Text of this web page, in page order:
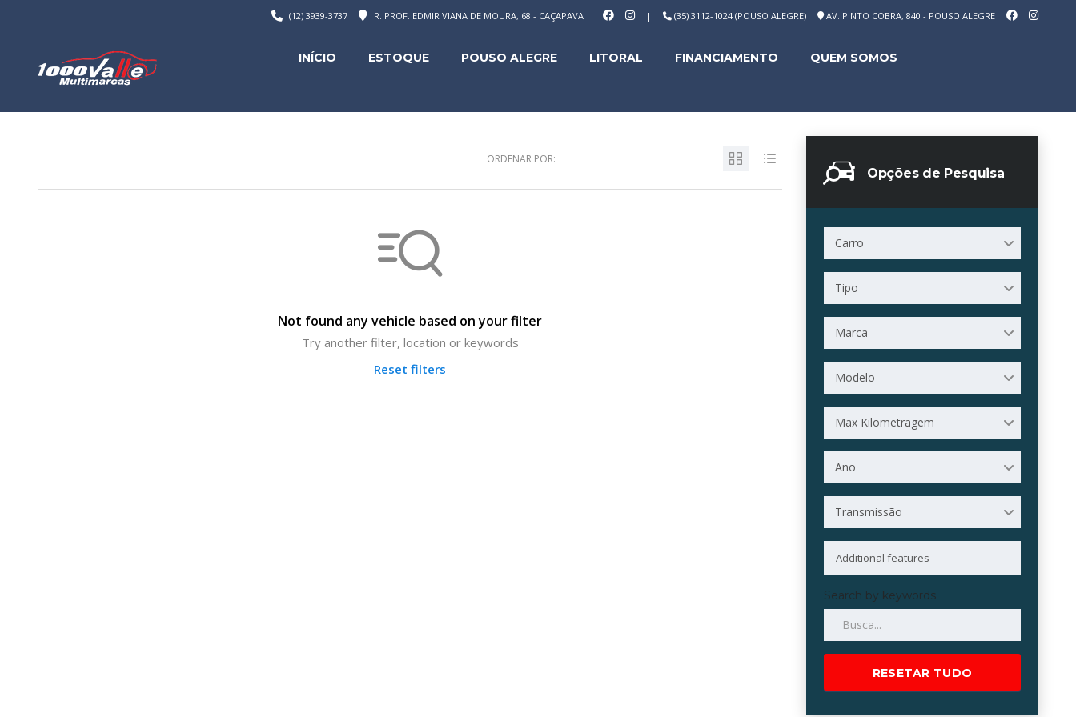
| (35) 3112-1024 (POUSO ALEGRE) AV. PINTO COBRA, 840 - POUSO ALEGRE
R. PROF. EDMIR VIANA DE MOURA, 68 - CAÇAPAVA
(12) 3939-3737
INÍCIO ESTOQUE POUSO ALEGRE LITORAL FINANCIAMENTO QUEM SOMOS
Opções de Pesquisa
Carro
Tipo
Marca
Modelo
Max Kilometragem
Ano
Transmissão
Search by keywords
RESETAR TUDO
ORDENAR POR:
Not found any vehicle based on your filter
Try another filter, location or keywords
Reset filters